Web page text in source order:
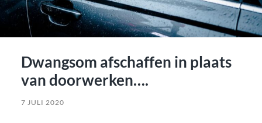
Dwangsom afschaffen in plaats
van doorwerken….
7 JULI 2020